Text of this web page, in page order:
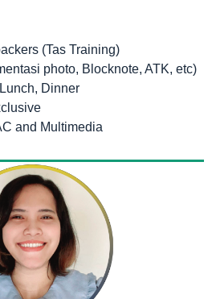
(Tas Training)
photo, Blocknote, ATK, etc)
Dinner
and Multimedia